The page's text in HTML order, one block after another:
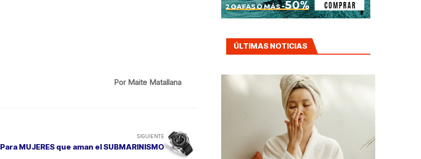
Por Maite Matallana
SIGUIENTE
Para MUJERES que aman el SUBMARINISMO
ÚLTIMAS NOTICIAS